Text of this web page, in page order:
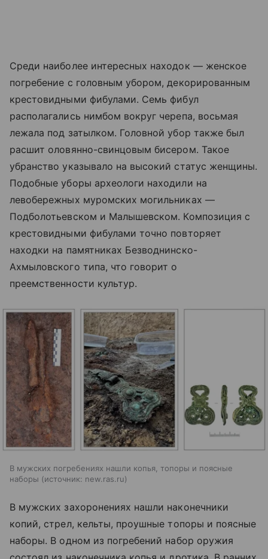
Среди наиболее интересных находок — женское
погребение с головным убором, декорированным
крестовидными фибулами. Семь фибул
располагались нимбом вокруг черепа, восьмая
лежала под затылком. Головной убор также был
расшит оловянно-свинцовым бисером. Такое
убранство указывало на высокий статус женщины.
Подобные уборы археологи находили на
левобережных муромских могильниках —
Подболотьевском и Малышевском. Композиция с
крестовидными фибулами точно повторяет
находки на памятниках Безводнинско-
Ахмыловского типа, что говорит о
преемственности культур.
В мужских погребениях нашли копья, топоры и поясные
наборы
источник: new.ras.ru
В мужских захоронениях нашли наконечники
копий, стрел, кельты, проушные топоры и поясные
наборы. В одном из погребений набор оружия